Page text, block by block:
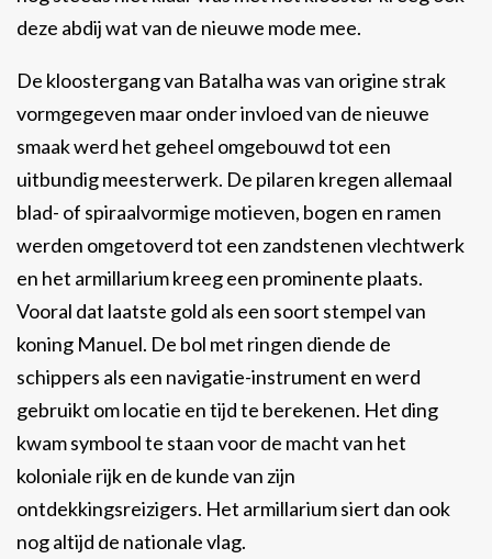
deze abdij wat van de nieuwe mode mee.
De kloostergang van Batalha was van origine strak
vormgegeven maar onder invloed van de nieuwe
smaak werd het geheel omgebouwd tot een
uitbundig meesterwerk. De pilaren kregen allemaal
blad- of spiraalvormige motieven, bogen en ramen
werden omgetoverd tot een zandstenen vlechtwerk
en het armillarium kreeg een prominente plaats.
Vooral dat laatste gold als een soort stempel van
koning Manuel. De bol met ringen diende de
schippers als een navigatie-instrument en werd
gebruikt om locatie en tijd te berekenen. Het ding
kwam symbool te staan voor de macht van het
koloniale rijk en de kunde van zijn
ontdekkingsreizigers. Het armillarium siert dan ook
nog altijd de nationale vlag.